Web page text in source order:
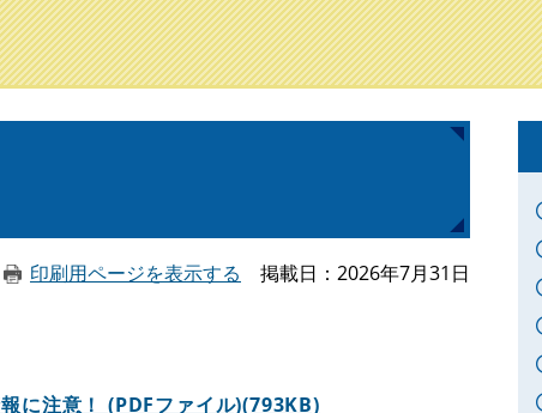
印刷用ページを表示する 掲載日 2026年7月31日
に注意！ (PDFファイル)(793KB)